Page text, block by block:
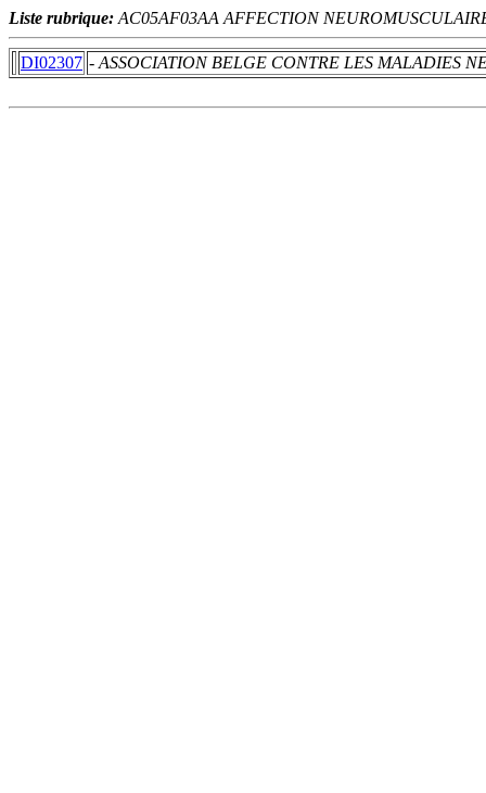
Liste rubrique: AC05AF03AA AFFECTION
DI02307 - ASSOCIATION BELGE CONTRE LES MALADIES